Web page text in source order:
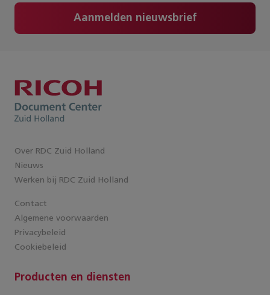
Aanmelden nieuwsbrief
Over RDC Zuid Holland
Nieuws
Werken bij RDC Zuid Holland
Contact
Algemene voorwaarden
Privacybeleid
Cookiebeleid
Producten en diensten